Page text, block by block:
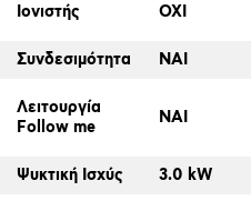
Ιονιστής ΟΧΙ
Συνδεσιμότητα ΝΑΙ
Λειτουργία
Follow me
ΝΑΙ
Ψυκτική Ισχύς 3.0 kW